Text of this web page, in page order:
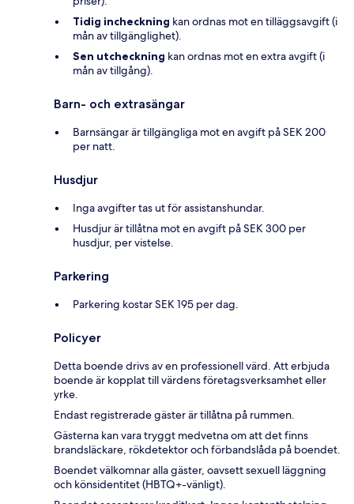
Tidig incheckning kan ordnas mot en tilläggsavgift (i
mån av tillgänglighet).
Sen utcheckning kan ordnas mot en extra avgift (i
mån av tillgång).
Barn- och extrasängar
Barnsängar är tillgängliga mot en avgift på SEK 200
per natt.
Husdjur
Inga avgifter tas ut för assistanshundar.
Husdjur är tillåtna mot en avgift på SEK 300 per
husdjur, per vistelse.
Parkering
Parkering kostar SEK 195 per dag.
Policyer
Detta boende drivs av en professionell värd. Att erbjuda
boende är kopplat till värdens företagsverksamhet eller
yrke.
Endast registrerade gäster är tillåtna på rummen.
Gästerna kan vara tryggt medvetna om att det finns
brandsläckare, rökdetektor och förbandslåda på boendet.
Boendet välkomnar alla gäster, oavsett sexuell läggning
och könsidentitet (HBTQ+-vänligt).